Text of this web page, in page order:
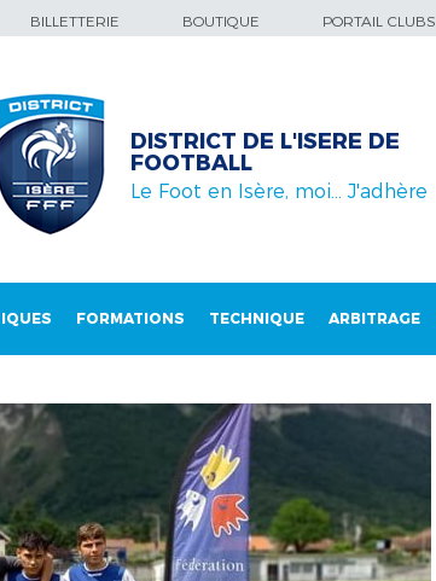
BILLETTERIE BOUTIQUE PORTAIL CLUBS
DISTRICT DE L'ISERE DE
FOOTBALL
Le Foot en Isère, moi… J'adhère
FORMATIONS TECHNIQUE ARBITRAGE